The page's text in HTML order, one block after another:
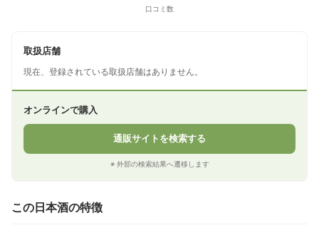
口コミ数
取扱店舗
現在、登録されている取扱店舗はありません。
オンラインで購入
通販サイトを検索する
※ 外部の検索結果へ遷移します
この日本酒の特徴